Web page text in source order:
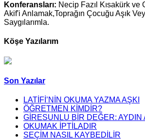
Konferansları: Necip Fazıl Kısakürk ve
Akif'i Anlamak,Toprağın Çocuğu Aşık
Saygılarımla.
Köşe Yazılarım
Son Yazılar
LATİFİ’NİN OKUMA YAZMA AŞKI
ÖĞRETMEN KİMDİR?
GİRESUNLU BİR DEĞER: AYDIN
OKUMAK İPTİLADIR
SEÇİM NASIL KAYBEDİLİR